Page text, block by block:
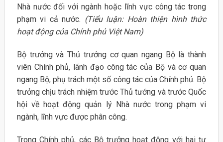
Nhà nước đối với ngành hoặc lĩnh vực công tác trong
phạm vi cả nước. (Tiểu luận: Hoàn thiện hình thức
hoạt động của Chính phủ Việt Nam)
Bộ trưởng và Thủ trưởng cơ quan ngang Bộ là thành
viên Chính phủ, lãnh đạo công tác của Bộ và cơ quan
ngang Bộ, phụ trách một số công tác của Chính phủ. Bộ
trưởng chịu trách nhiệm trước Thủ tướng và trước Quốc
hội về hoạt động quản lý Nhà nước trong phạm vi
ngành, lĩnh vực được phân công.
Trong Chính phủ, các Bộ trưởng hoạt động với hai tư